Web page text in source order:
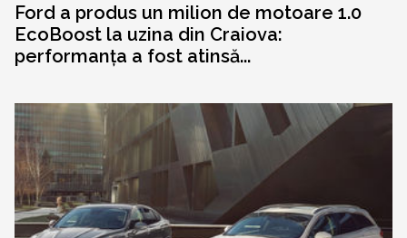
Ford a produs un milion de motoare 1.0
EcoBoost la uzina din Craiova:
performanța a fost atinsă...